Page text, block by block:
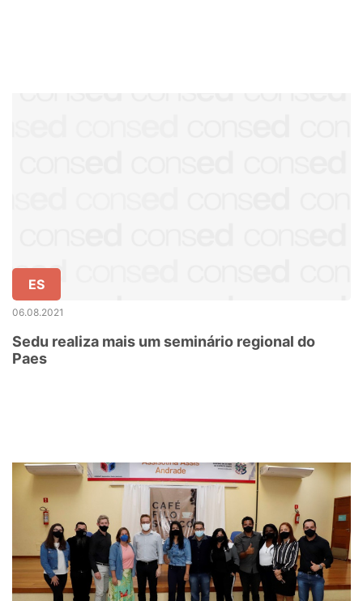
ES
06.08.2021
Sedu realiza mais um seminário regional do
Paes